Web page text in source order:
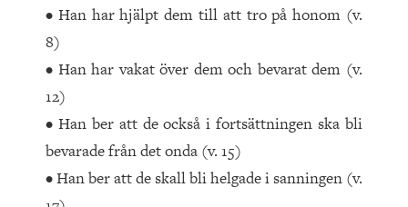
• Han har hjälpt dem till att tro på honom (v.
8)
• Han har vakat över dem och bevarat dem (v.
12)
• Han ber att de också i fortsättningen ska bli
bevarade från det onda (v. 15)
• Han ber att de skall bli helgade i sanningen (v.